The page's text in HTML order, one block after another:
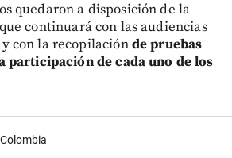
quedaron a disposición de la
continuará con las audiencias
con la recopilaciónde pruebas
participación de cada uno de los
Colombia